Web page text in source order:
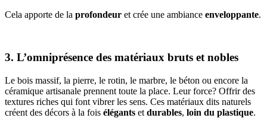
Cela apporte de la profondeur et crée une ambiance enveloppante.
3. L’omniprésence des matériaux bruts et nobles
Le bois massif, la pierre, le rotin, le marbre, le béton ou encore la
céramique artisanale prennent toute la place. Leur force? Offrir des
textures riches qui font vibrer les sens. Ces matériaux dits naturels
créent des décors à la fois élégants et durables, loin du plastique.